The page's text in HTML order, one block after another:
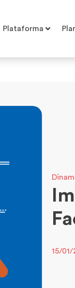
Plataforma
15/01/